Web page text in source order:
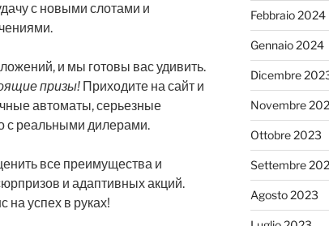
с новыми слотами и
и мы готовы вас удивить.
призы! Приходите на сайт и
автоматы, серьезные
с реальными дилерами.
все преимущества и
и адаптивных акций.
на успех в руках!
Febbraio 2024
Gennaio 2024
Dicembre
Novembre
Ottobre 2023
Settembre
Agosto 2023